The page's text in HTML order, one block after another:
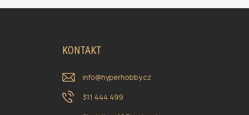
KONTAKT
info@hyperhobby.cz
311 444 499